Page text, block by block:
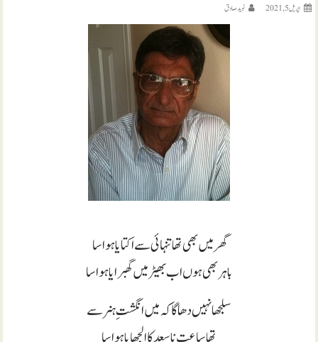
اپریل 5, 2021 نويد صادق
گھر میں بھی تھا تنہائی سے اکتایا ہوا سا
باہر بھی ہوں اب بھیڑ میں گھبرایا ہوا سا
سلجھا نہیں دھاگا کہ میںانگشتِ ہنر سے